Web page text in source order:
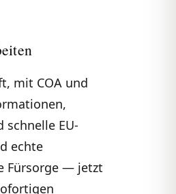
mit COA und
schnelle EU-
echte
Fürsorge — jetzt